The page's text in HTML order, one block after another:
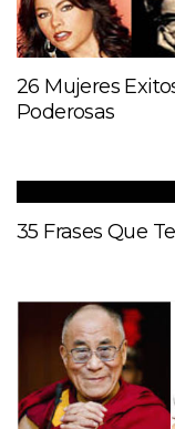
26 Mujeres
Poderosas
35 Frases Que